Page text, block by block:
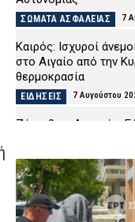
ΣΩΜΑΤΑ ΑΣΦΑΛΕΙΑΣ 7
Καιρός: Ισχυροί
στο Αιγαίο από την
θερμοκρασία
ΕΙΔΗΣΕΙΣ 7 Αυγούστου
Ζάκυνθος: Απαντά η
ΑΣΤΥΝΟΜΙΑ 7 Αυγούστου
Τραγωδία στις
λέει συντετριμμένος